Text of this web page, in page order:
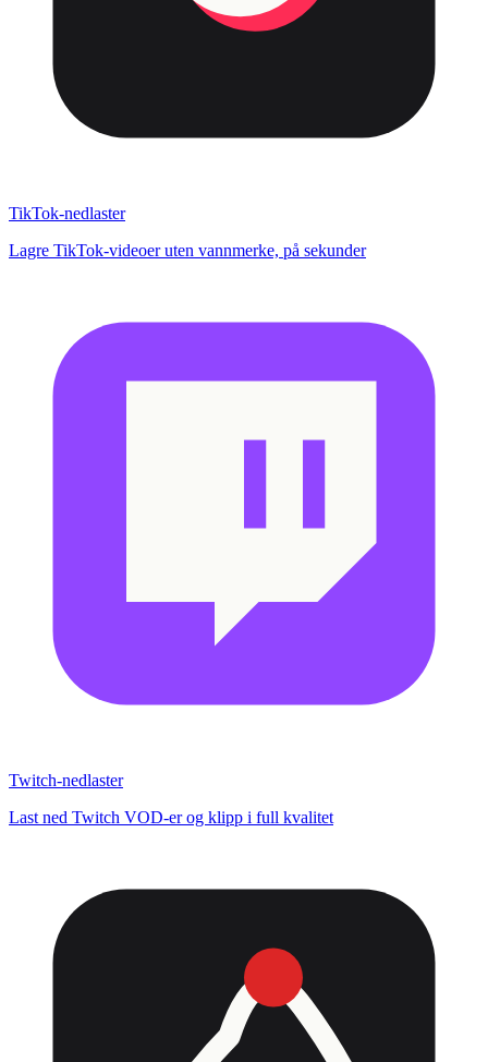
TikTok-nedlaster
Lagre TikTok-videoer uten vannmerke, på sekunder
Twitch-nedlaster
Last ned Twitch VOD-er og klipp i full kvalitet